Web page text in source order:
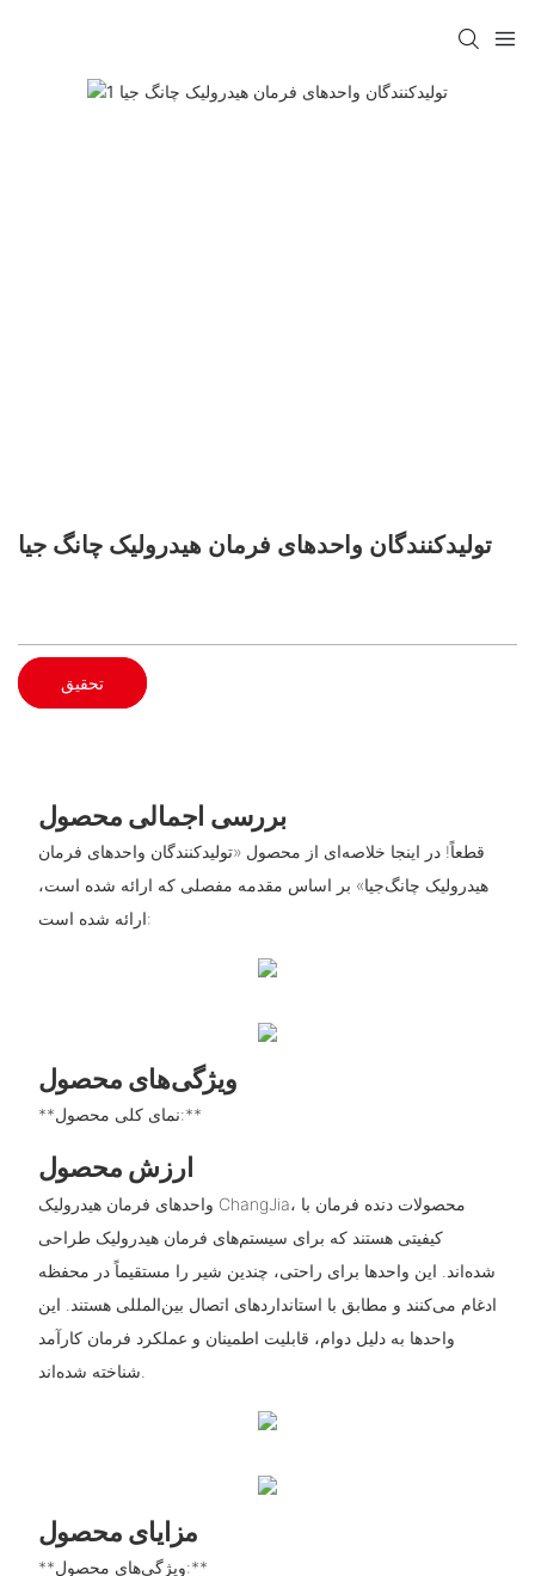
تولیدکنندگان واحدهای فرمان هیدرولیک چانگ جیا
تحقیق
بررسی اجمالی محصول
قطعاً! در اینجا خلاصه‌ای از محصول «تولیدکنندگان واحدهای فرمان
هیدرولیک چانگ‌جیا» بر اساس مقدمه مفصلی که ارائه شده است،
ارائه شده است:
ویژگی‌های محصول
**نمای کلی محصول:**
ارزش محصول
واحدهای فرمان هیدرولیک ChangJia، محصولات دنده فرمان با
کیفیتی هستند که برای سیستم‌های فرمان هیدرولیک طراحی
شده‌اند. این واحدها برای راحتی، چندین شیر را مستقیماً در محفظه
ادغام می‌کنند و مطابق با استانداردهای اتصال بین‌المللی هستند. این
واحدها به دلیل دوام، قابلیت اطمینان و عملکرد فرمان کارآمد
مزایای محصول
**ویژگی‌های محصول:**